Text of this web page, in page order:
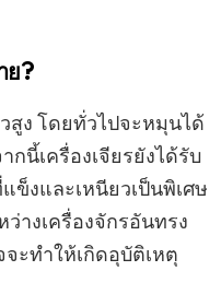
ด้เพื่อความปลอดภัย
ย?
สูง โดยทั่วไปจะหมุนได้
นี้เครื่องเจียรยังได้รับ
งและเหนียวเป็นพิเศษ
างเครื่องจักรอันทรง